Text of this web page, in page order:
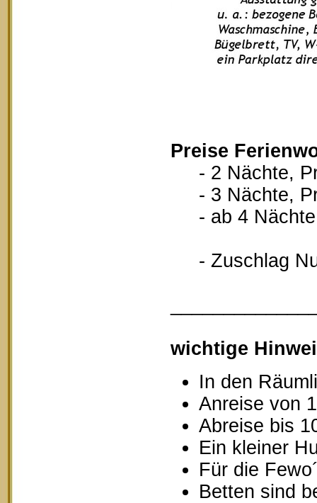
Preise
- 2 Nächte,
- 3 Nächte,
- ab 4 Nächte,
- Zuschlag
wichtige
In den
Anreise von
Abreise bis
Ein kleiner
Für die
Betten sind